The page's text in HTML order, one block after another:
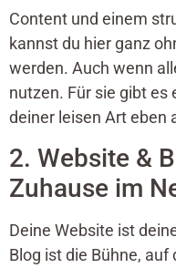
Content und einem
kannst du hier ganz
werden. Auch wenn
nutzen. Für sie gibt
deiner leisen Art eben
2. Website &
Zuhause im
Deine Website ist
Blog ist die Bühne,